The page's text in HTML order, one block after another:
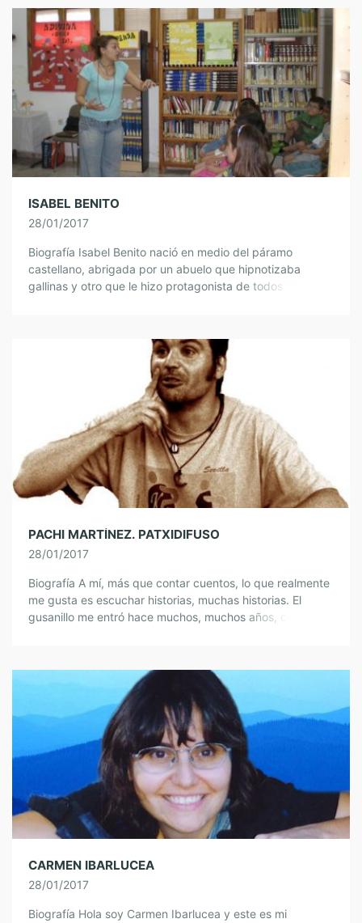
ISABEL BENITO
28/01/2017
Biografía Isabel Benito nació en medio del páramo
castellano, abrigada por un abuelo que hipnotizaba
gallinas y otro que le hizo protagonista de todos los
PACHI MARTÍNEZ. PATXIDIFUSO
28/01/2017
Biografía A mí, más que contar cuentos, lo que realmente
me gusta es escuchar historias, muchas historias. El
gusanillo me entró hace muchos, muchos años, cuando el
CARMEN IBARLUCEA
28/01/2017
Biografía Hola soy Carmen Ibarlucea y este es mi